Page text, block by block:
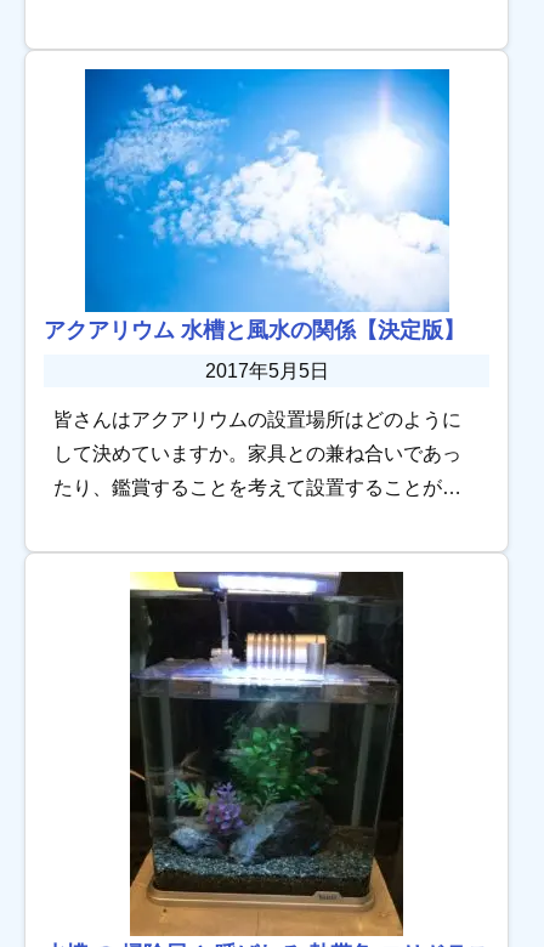
動物の飼育ケージとして、 […]
アクアリウム 水槽と風水の関係【決定版】
2017年5月5日
皆さんはアクアリウムの設置場所はどのように
して決めていますか。家具との兼ね合いであっ
たり、鑑賞することを考えて設置することが一
識してはいかがでしょうか。 実は、風水におい
て水は金 […]